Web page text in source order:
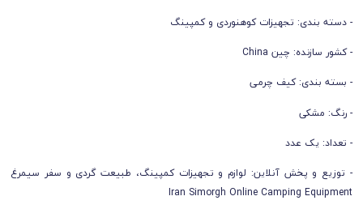
- دسته بندی: تجهیزات کوهنوردی و کمپینگ
- کشور سازنده: چین China
- بسته بندی: کیف چرمی
- رنگ: مشکی
- تعداد: یک عدد
- توزیع و پخش آنلاین: لوازم و تجهیزات کمپینگ، طبیعت گردی و سفر سیمرغ
Iran Simorgh Online Camping Equipment